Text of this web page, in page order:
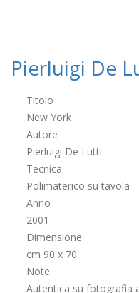
Pierluigi De
Titolo
New York
Autore
Pierluigi De Lutti
Tecnica
Polimaterico su tavola
Anno
2001
Dimensione
cm 90 x 70
Note
Autentica su fotografia